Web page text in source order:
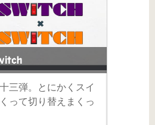
三弾。とにかくスイ
って切り替えまくっ